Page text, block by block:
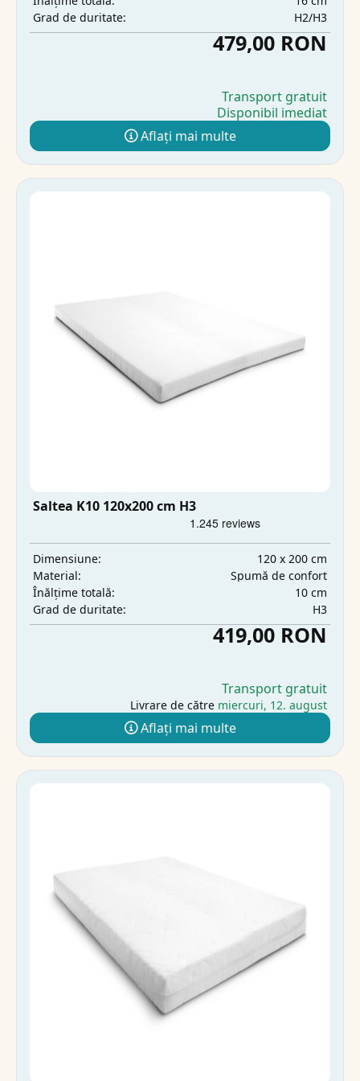
Grad de duritate:
H2/H3
479,00 RON
Transport gratuit
Disponibil imediat
Aflați mai multe
Saltea K10 120x200 cm H3
Dimensiune:
120 x 200 cm
Material:
Spumă de confort
Înălțime totală:
10 cm
Grad de duritate:
H3
419,00 RON
Transport gratuit
Livrare de către miercuri, 12. august
Aflați mai multe